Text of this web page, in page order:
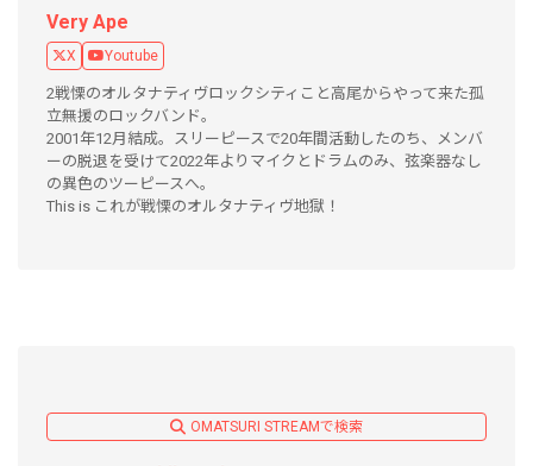
Very Ape
X Youtube
2戦慄のオルタナティヴロックシティこと高尾からやって来た孤
立無援のロックバンド。
2001年12月結成。スリーピースで20年間活動したのち、メンバ
ーの脱退を受けて2022年よりマイクとドラムのみ、弦楽器なし
の異色のツーピースへ。
This is これが戦慄のオルタナティヴ地獄！
OMATSURI STREAMで検索